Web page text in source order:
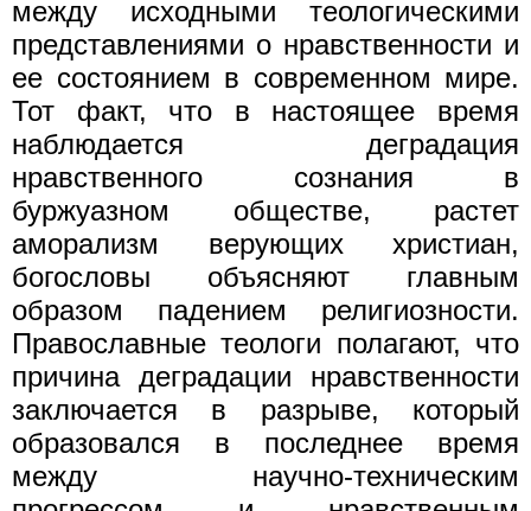
между исходными теологическими
представлениями о нравственности и
ее состоянием в современном мире.
Тот факт, что в настоящее время
наблюдается деградация
нравственного сознания в
буржуазном обществе, растет
аморализм верующих христиан,
богословы объясняют главным
образом падением религиозности.
Православные теологи полагают, что
причина деградации нравственности
заключается в разрыве, который
образовался в последнее время
между научно-техническим